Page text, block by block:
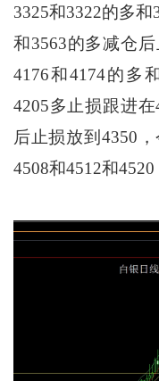
3325和3322的多和
和3563的多减仓
4176和4174的多
4205多止损跟进
后止损放到4350
4508和4512和